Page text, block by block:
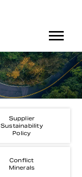
Supplier
Sustainability
Policy
Conflict
Minerals